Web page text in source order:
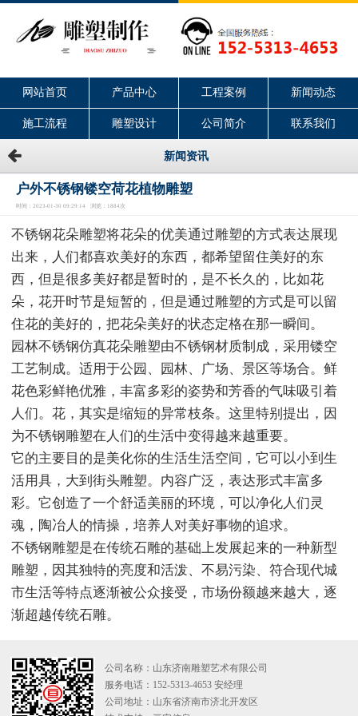
网站首页 产品中心 工程案例 新闻动态
施工流程 雕塑设计 公司简介 联系我们
新闻资讯
户外不锈钢镂空荷花植物雕塑
时间：2023-01-30 09:29:14 浏览：1884次
不锈钢花朵雕塑将花朵的优美通过雕塑的方式表达展现
出来，人们都喜欢美好的东西，都希望留住美好的东
西，但是很多美好都是暂时的，是不长久的，比如花
朵，花开时节是短暂的，但是通过雕塑的方式是可以留
住花的美好的，把花朵美好的状态定格在那一瞬间。
园林不锈钢仿真花朵雕塑由不锈钢材质制成，采用镂空
工艺制成。适用于公园、园林、广场、景区等场合。鲜
花色彩鲜艳优雅，丰富多彩的姿势和芳香的气味吸引着
人们。花，其实是缩短的异常枝条。这里特别提出，因
为不锈钢雕塑在人们的生活中变得越来越重要。
它的主要目的是美化你的生活生活空间，它可以小到生
活用具，大到街头雕塑。内容广泛，表达形式丰富多
彩。它创造了一个舒适美丽的环境，可以净化人们灵
魂，陶冶人的情操，培养人对美好事物的追求。
不锈钢雕塑是在传统石雕的基础上发展起来的一种新型
雕塑，因其独特的亮度和活泼、不易污染、符合现代城
市生活等特点逐渐被公众接受，市场份额越来越大，逐
渐超越传统石雕。
公司名称：山东济南雕塑艺术有限公司
服务电话：152-5313-4653 安经理
公司地址：山东省济南市济北开发区